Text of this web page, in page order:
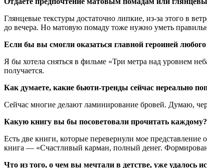
Глянцевые текстуры достаточно липкие, из-за этого в
до вечера. Но матовую помаду тоже нужно уметь
Если бы вы смогли оказаться главной героиней
Я бы хотела сняться в фильме «Три метра над уровнем
получается.
Как думаете, какие бьюти-тренды сейчас нереально
Сейчас многие делают ламинирование бровей. Думаю,
Какую книгу вы бы посоветовали прочитать каждому?
Есть две книги, которые перевернули мое
книга — «Счастливый карман, полный денег.
Что из того, о чем вы мечтали в детстве, уже удалось